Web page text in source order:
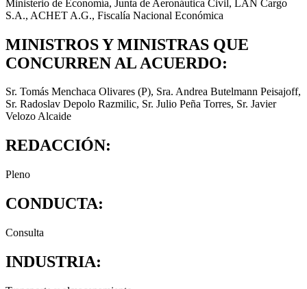
Ministerio de Economía, Junta de Aeronáutica Civil, LAN Cargo
S.A., ACHET A.G., Fiscalía Nacional Económica
MINISTROS Y MINISTRAS QUE
CONCURREN AL ACUERDO:
Sr. Tomás Menchaca Olivares (P), Sra. Andrea Butelmann Peisajoff,
Sr. Radoslav Depolo Razmilic, Sr. Julio Peña Torres, Sr. Javier
Velozo Alcaide
REDACCIÓN:
Pleno
CONDUCTA:
Consulta
INDUSTRIA: